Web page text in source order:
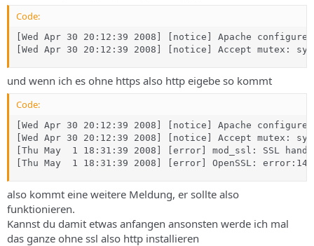
Code:
[Wed Apr 30 20:12:39 2008] [notice] Apache
[Wed Apr 30 20:12:39 2008] [notice] Accept mutex:
und wenn ich es ohne https also http eigebe so kommt
Code:
[Wed Apr 30 20:12:39 2008] [notice] Apache
[Wed Apr 30 20:12:39 2008] [notice] Accept mutex:
[Thu May  1 18:31:39 2008] [error] mod_ssl:
[Thu May  1 18:31:39 2008] [error] OpenSSL:
also kommt eine weitere Meldung, er sollte also
funktionieren.
Kannst du damit etwas anfangen ansonsten werde ich mal
das ganze ohne ssl also http installieren